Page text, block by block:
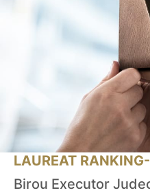
LAUREAT
Birou Executor